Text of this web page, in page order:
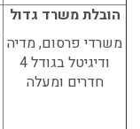
הובלת משרד גדול
משרדי פרסום, מדיה
ודיגיטל בגודל 4
חדרים ומעלה